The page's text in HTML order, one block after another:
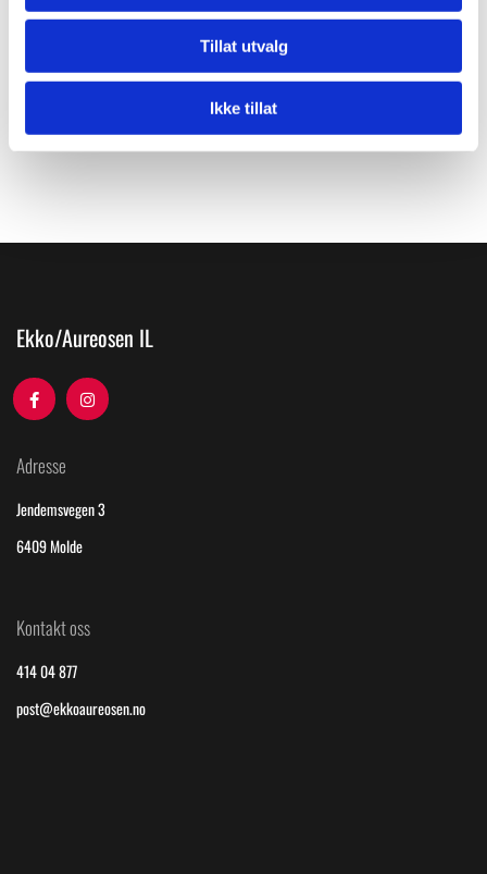
Tillat utvalg
Ikke tillat
Ekko/Aureosen IL
Adresse
Jendemsvegen 3
6409 Molde
Kontakt oss
414 04 877
post@ekkoaureosen.no